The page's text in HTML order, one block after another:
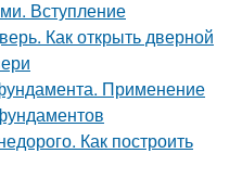
Вступление
Как открыть дверной
Применение
Как построить